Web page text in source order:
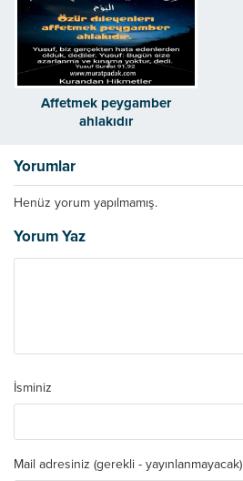
Affetmek peygamber
ahlakıdır
Yorumlar
Henüz yorum yapılmamış.
Yorum Yaz
İsminiz
Mail adresiniz (gerekli - yayınlanmayacak)